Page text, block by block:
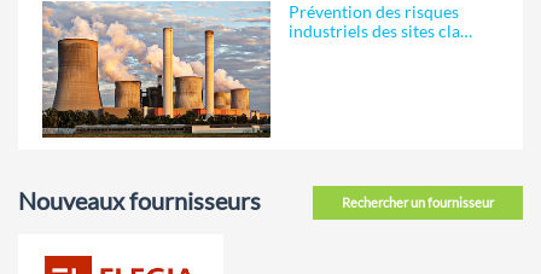
Prévention des risques
industriels des sites cla…
Rechercher un fournisseur
Nouveaux fournisseurs